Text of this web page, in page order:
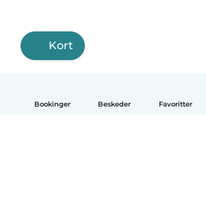
Bookinger Beskeder Favoritter
Kort